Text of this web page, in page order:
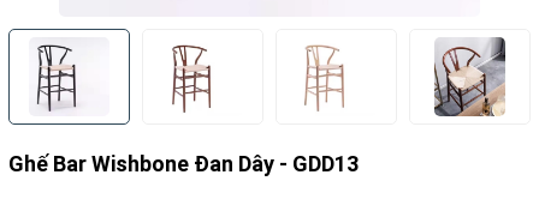
Ghế Bar Wishbone Đan Dây - GDD13